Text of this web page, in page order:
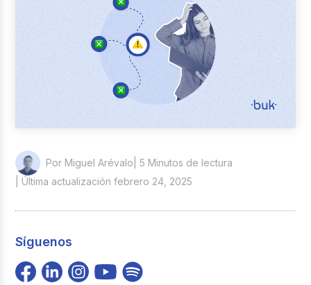
Por Miguel Arévalo | 5 Minutos de lectura
| Última actualización febrero 24, 2025
Síguenos